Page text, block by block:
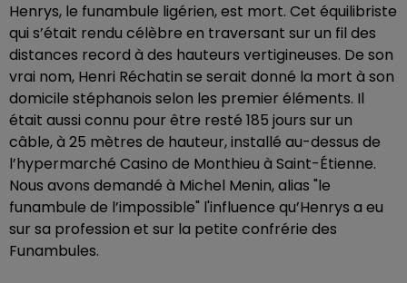
Henrys, le funambule ligérien, est mort. Cet équilibriste
qui s’était rendu célèbre en traversant sur un fil des
distances record à des hauteurs vertigineuses. De son
vrai nom, Henri Réchatin se serait donné la mort à son
domicile stéphanois selon les premier éléments. Il
était aussi connu pour être resté 185 jours sur un
câble, à 25 mètres de hauteur, installé au-dessus de
l’hypermarché Casino de Monthieu à Saint-Étienne.
Nous avons demandé à Michel Menin, alias "le
funambule de l’impossible" l'influence qu’Henrys a eu
sur sa profession et sur la petite confrérie des
Funambules.